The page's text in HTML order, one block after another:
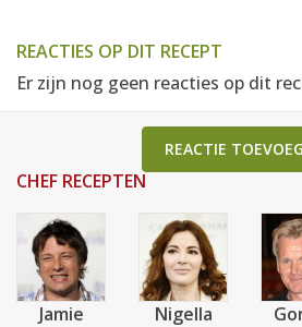
REACTIES OP DIT RECEPT
Er zijn nog geen reacties op dit
REACTIE
CHEF RECEPTEN
Jamie Nigella